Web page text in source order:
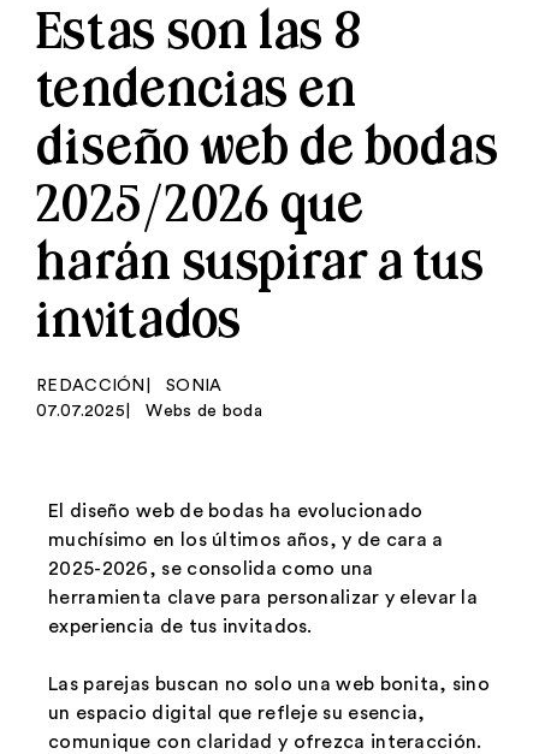
Estas son las 8
tendencias en
diseño web de bodas
2025/2026 que
harán suspirar a tus
invitados
REDACCIÓN
SONIA
07.07.2025
Webs de boda
El diseño web de bodas ha evolucionado
muchísimo en los últimos años, y de cara a
2025-2026, se consolida como una
herramienta clave para personalizar y elevar la
experiencia de tus invitados.
Las parejas buscan no solo una web bonita, sino
un espacio digital que refleje su esencia,
comunique con claridad y ofrezca interacción.